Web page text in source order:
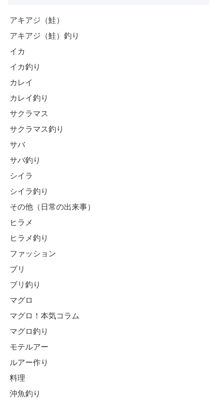
アキアジ（鮭）
アキアジ（鮭）釣り
イカ
イカ釣り
カレイ
カレイ釣り
サクラマス
サクラマス釣り
サバ
サバ釣り
シイラ
シイラ釣り
その他（日常の出来事）
ヒラメ
ヒラメ釣り
ファッション
ブリ
ブリ釣り
マグロ
マグロ！本気コラム
マグロ釣り
モテルアー
ルアー作り
料理
沖魚釣り